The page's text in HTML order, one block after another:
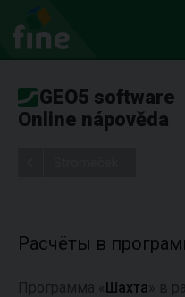
GEO5 software
Online nápověda
Расчёты в
Программа « Шахта » в